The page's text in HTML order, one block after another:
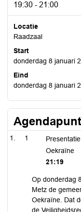
19:30 - 21:00
Locatie
Raadzaal
Start
donderdag 8 januari
Eind
donderdag 8 januari
1
Oekraïne
21:19
Op donderdag
Metz de
Oekraïne. Dat
de